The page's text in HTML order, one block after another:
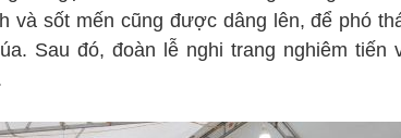
và sốt mến cũng được dâng lên, để phó
Sau đó, đoàn lễ nghi trang nghiêm tiến